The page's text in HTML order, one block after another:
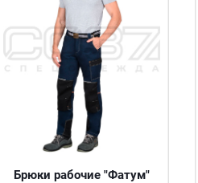
Брюки рабочие "Фатум"